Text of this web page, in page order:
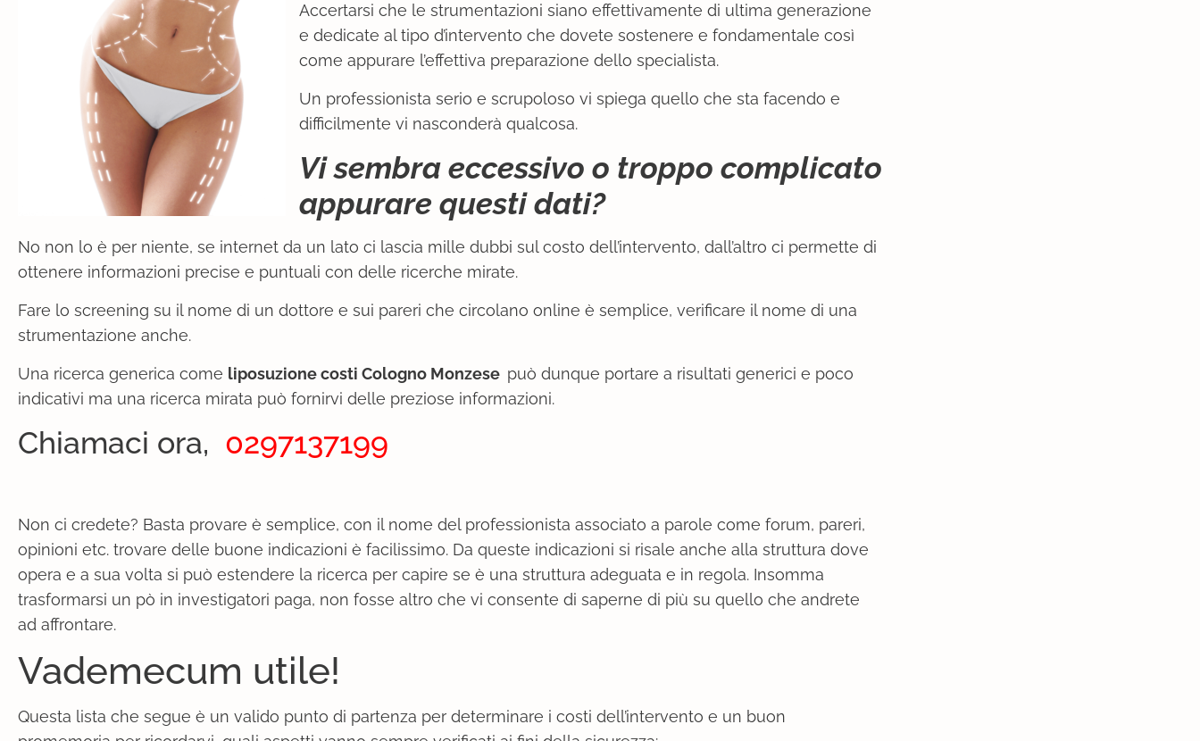
Accertarsi che le strumentazioni siano effettivamente di ultima generazione
e dedicate al tipo d’intervento che dovete sostenere e fondamentale così
come appurare l’effettiva preparazione dello specialista.
Un professionista serio e scrupoloso vi spiega quello che sta facendo e
difficilmente vi nasconderà qualcosa.
Vi sembra eccessivo o troppo complicato
appurare questi dati?
No non lo è per niente, se internet da un lato ci lascia mille dubbi sul costo dell’intervento, dall’altro ci permette di
ottenere informazioni precise e puntuali con delle ricerche mirate.
Fare lo screening su il nome di un dottore e sui pareri che circolano online è semplice, verificare il nome di una
strumentazione anche.
Una ricerca generica come liposuzione costi Cologno Monzese può dunque portare a risultati generici e poco
indicativi ma una ricerca mirata può fornirvi delle preziose informazioni.
Chiamaci ora, 0297137199
Non ci credete? Basta provare è semplice, con il nome del professionista associato a parole come forum, pareri,
opinioni etc. trovare delle buone indicazioni è facilissimo. Da queste indicazioni si risale anche alla struttura dove
opera e a sua volta si può estendere la ricerca per capire se è una struttura adeguata e in regola. Insomma
trasformarsi un pò in investigatori paga, non fosse altro che vi consente di saperne di più su quello che andrete
ad affrontare.
Vademecum utile!
Questa lista che segue è un valido punto di partenza per determinare i costi dell’intervento e un buon